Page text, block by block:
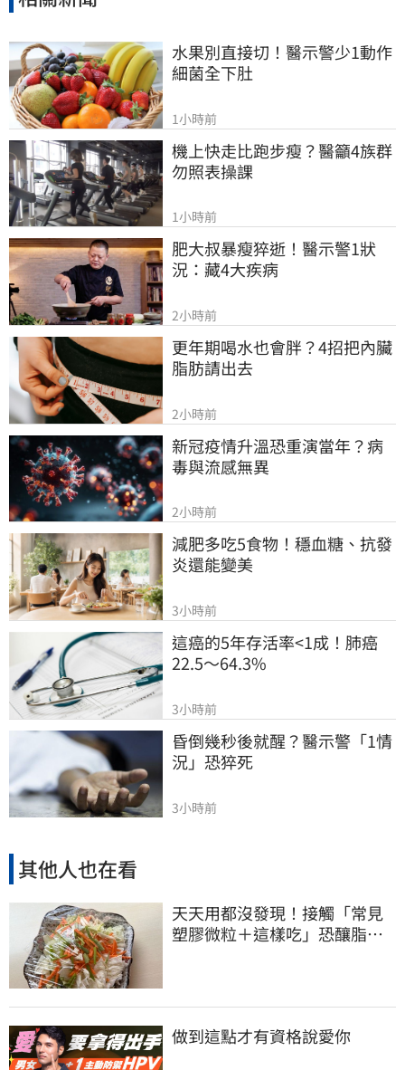
水果別直接切！醫示警少1動作
細菌全下肚
1小時前
機上快走比跑步瘦？醫籲4族群
勿照表操課
1小時前
肥大叔暴瘦猝逝！醫示警1狀
況：藏4大疾病
2小時前
更年期喝水也會胖？4招把內臟
脂肪請出去
2小時前
新冠疫情升溫恐重演當年？病
毒與流感無異
2小時前
減肥多吃5食物！穩血糖、抗發
炎還能變美
3小時前
這癌的5年存活率<1成！肺癌
22.5～64.3%
3小時前
昏倒幾秒後就醒？醫示警「1情
況」恐猝死
3小時前
其他人也在看
天天用都沒發現！接觸「常見
塑膠微粒＋這樣吃」恐釀脂肪
做到這點才有資格說愛你